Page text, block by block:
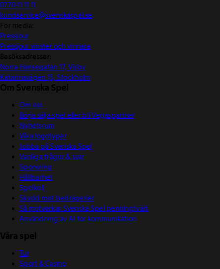
0770-11 11 11
kundservice@svenskaspel.se
För media:
Pressjour
Pressjour vinster och vinnare
Besöksadresser:
Norra Hansegatan 17, Visby
Katarinavägen 15, Stockholm
Om Svenska Spel
Om oss
Börja sälja spel eller bli Vegaspartner
Nyhetsrum
Våra logotyper
Jobba på Svenska Spel
Vanliga frågor & svar
Sponsring
Hållbarhet
Spelkoll
Skydd mot bedrägerier
Så motverkar Svenska Spel penningtvätt
Användning av AI för kommunikation
Våra spel
Tur
Sport & Casino